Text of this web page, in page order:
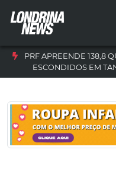
PRF APREENDE 138,8
ESCONDIDOS EM